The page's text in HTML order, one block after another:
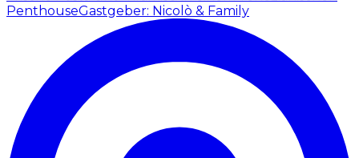
PenthouseGastgeber: Nicolò & Family